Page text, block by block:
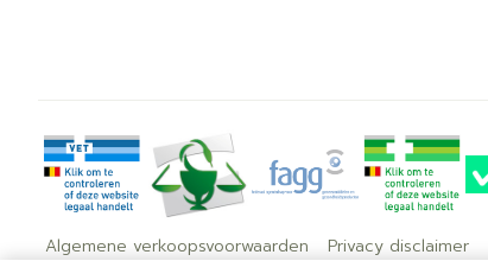
Algemene verkoopsvoorwaarden Privacy disclaimer